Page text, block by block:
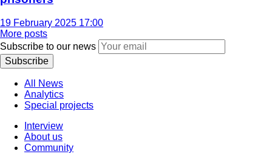
19 February 2025 17:00
More posts
Subscribe to our news
Subscribe
All News
Analytics
Special projects
Interview
About us
Community